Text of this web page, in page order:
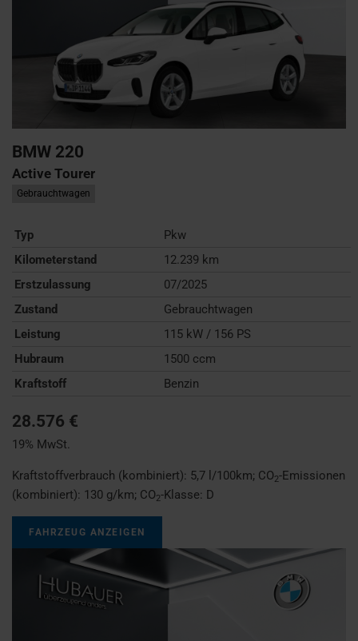
BMW 220
Active Tourer
Gebrauchtwagen
Typ
Pkw
Kilometerstand
12.239 km
Erstzulassung
07/2025
Zustand
Gebrauchtwagen
Leistung
115 kW / 156 PS
Hubraum
1500 ccm
Kraftstoff
Benzin
28.576 €
19% MwSt.
Kraftstoffverbrauch (kombiniert): 5,7 l/100km; CO2-Emissionen
(kombiniert): 130 g/km; CO2-Klasse: D
FAHRZEUG ANZEIGEN